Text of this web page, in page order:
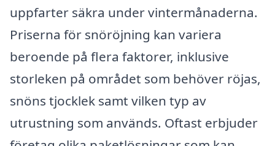
uppfarter säkra under vintermånaderna.
Priserna för snöröjning kan variera
beroende på flera faktorer, inklusive
storleken på området som behöver röjas,
snöns tjocklek samt vilken typ av
utrustning som används. Oftast erbjuder